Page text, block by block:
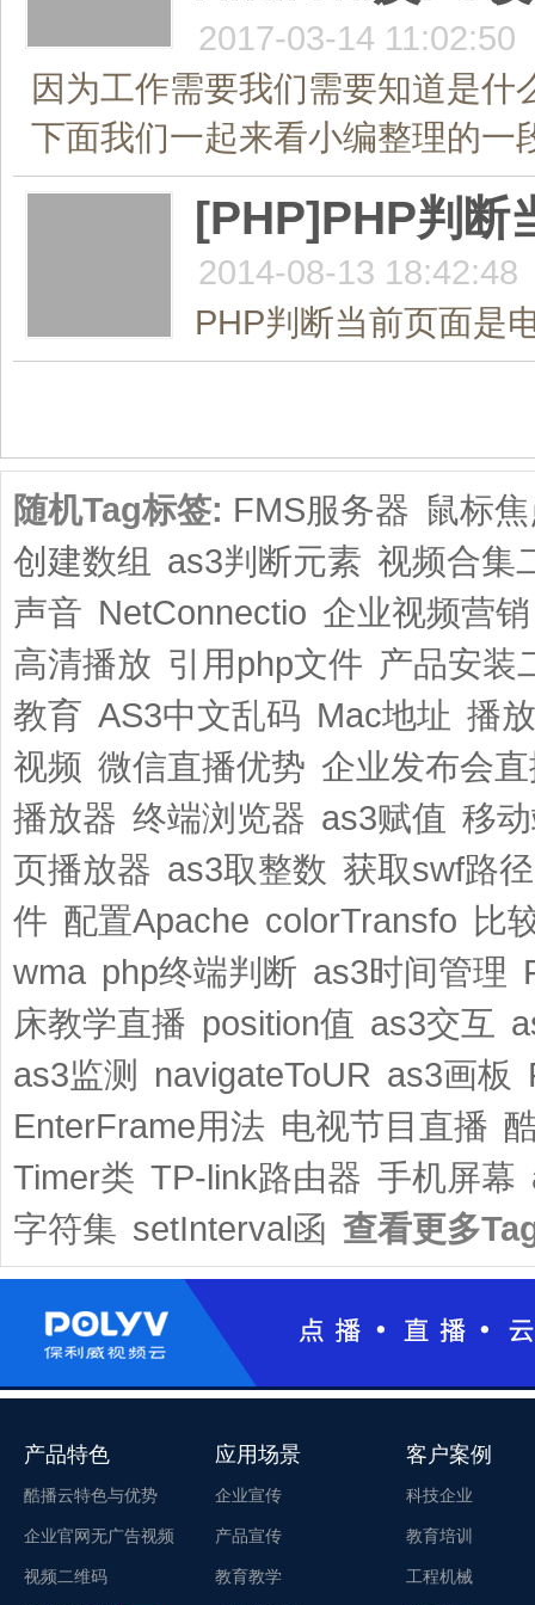
2017-03-14 11:02:50
因为工作需要我们需要知道是
下面我们一起来看小编整理的一
[PHP]PHP判断
2014-08-13 18:42:48
PHP判断当前页面是
随机Tag标签: FMS服务器 鼠标
创建数组 as3判断元素 视频合集
声音 NetConnectio 企业视频营销
高清播放 引用php文件 产品安装
教育 AS3中文乱码 Mac地址 播
视频 微信直播优势 企业发布会
播放器 终端浏览器 as3赋值 移
页播放器 as3取整数 获取swf路径
件 配置Apache colorTransfo 比
wma php终端判断 as3时间管理
床教学直播 position值 as3交互
as3监测
navigateToUR as3画板
EnterFrame用法 电视节目直播
Timer类 TP-link路由器 手机屏幕
字符集 setInterval函 查看更多
产品特色
酷播云特色与优势
企业官网无广告视频
视频二维码
应用场景
企业宣传
产品宣传
教育教学
客户案例
科技企业
教育培训
工程机械